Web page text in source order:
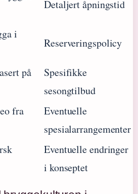
Detaljert åpningstid
i
Reserveringspolicy
på
Spesifikke
sesongtilbud
fra
Eventuelle
spesialarrangementer
Eventuelle endringer
i konseptet